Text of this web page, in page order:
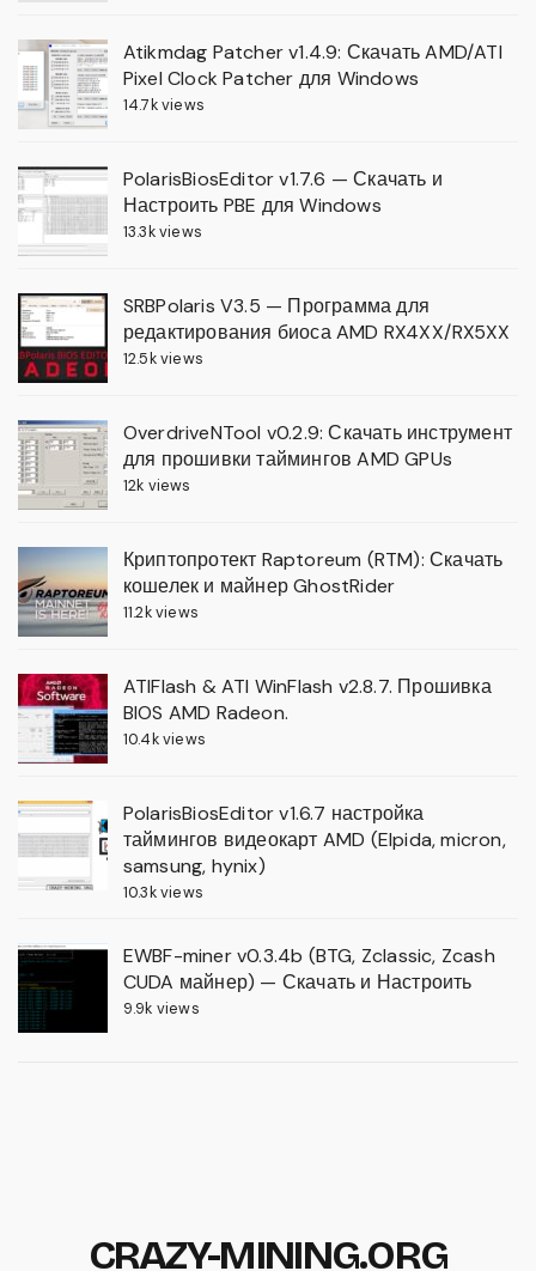
Atikmdag Patcher v1.4.9: Скачать AMD/ATI
Pixel Clock Patcher для Windows
14.7k views
PolarisBiosEditor v1.7.6 — Скачать и
Настроить PBE для Windows
13.3k views
SRBPolaris V3.5 — Программа для
редактирования биоса AMD RX4XX/RX5XX
12.5k views
OverdriveNTool v0.2.9: Скачать инструмент
для прошивки таймингов AMD GPUs
12k views
Криптопротект Raptoreum (RTM): Скачать
кошелек и майнер GhostRider
11.2k views
ATIFlash & ATI WinFlash v2.8.7. Прошивка
BIOS AMD Radeon.
10.4k views
PolarisBiosEditor v1.6.7 настройка
таймингов видеокарт AMD (Elpida, micron,
samsung, hynix)
10.3k views
EWBF-miner v0.3.4b (BTG, Zclassic, Zcash
CUDA майнер) — Скачать и Настроить
9.9k views
CRAZY-MINING.ORG